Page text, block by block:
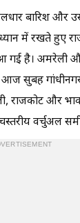
बारिश और
ध्यान में रखते हुए
गई है। अमरेली
ने आज सुबह
राजकोट और
वर्चुअल